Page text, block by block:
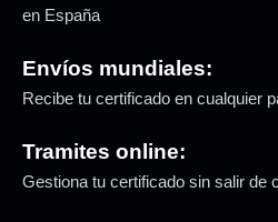
en España
Envíos mundiales:
Recibe tu certificado en cualquier
Tramites online:
Gestiona tu certificado sin salir de